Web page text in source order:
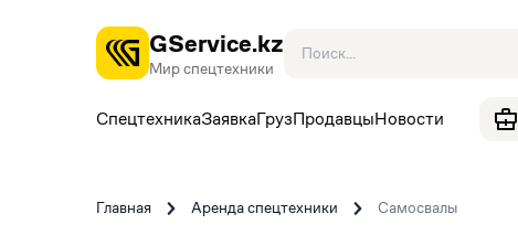
GService.kz
Мир спецтехники
СпецтехникаЗаявкаГрузПродавцыНовости
Главная Аренда спецтехники Самосвалы